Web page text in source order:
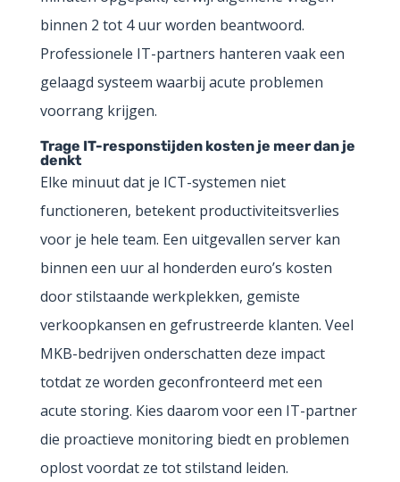
binnen 2 tot 4 uur worden beantwoord.
Professionele IT-partners hanteren vaak een
gelaagd systeem waarbij acute problemen
voorrang krijgen.
Trage IT-responstijden kosten je meer dan je
denkt
Elke minuut dat je ICT-systemen niet
functioneren, betekent productiviteitsverlies
voor je hele team. Een uitgevallen server kan
binnen een uur al honderden euro’s kosten
door stilstaande werkplekken, gemiste
verkoopkansen en gefrustreerde klanten. Veel
MKB-bedrijven onderschatten deze impact
totdat ze worden geconfronteerd met een
acute storing. Kies daarom voor een IT-partner
die proactieve monitoring biedt en problemen
oplost voordat ze tot stilstand leiden.